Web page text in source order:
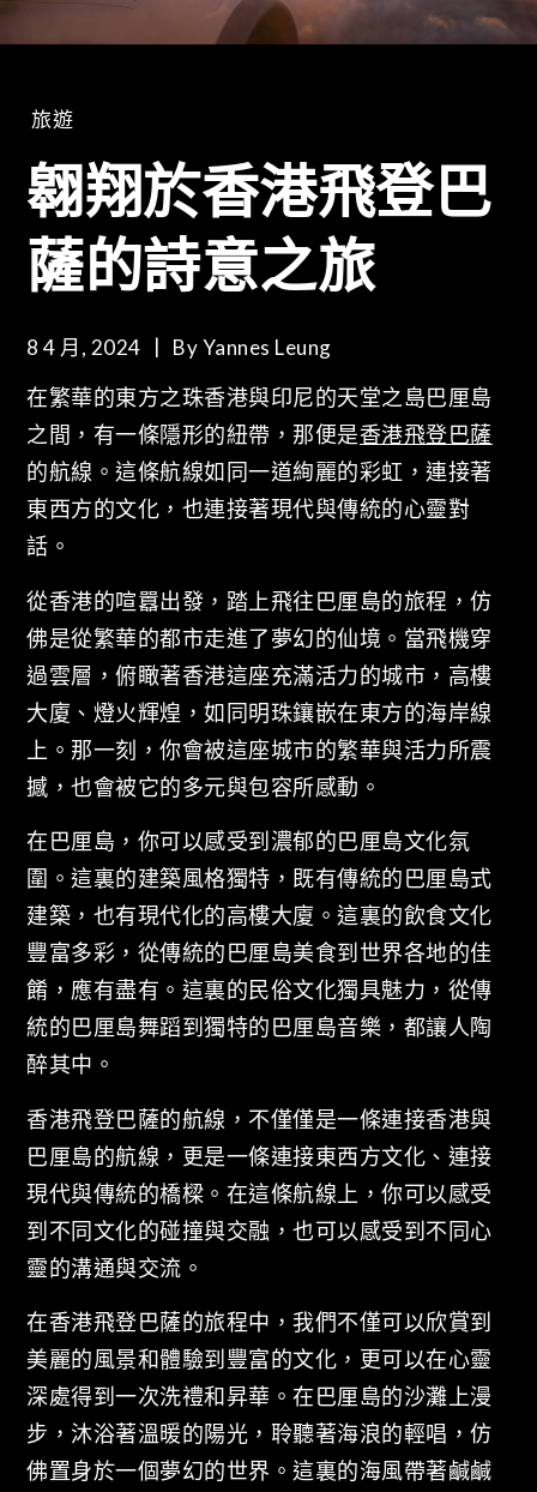
旅遊
翱翔於香港飛登巴
薩的詩意之旅
8 4 月, 2024 ByYannes Leung
在繁華的東方之珠香港與印尼的天堂之島巴厘島
之間，有一條隱形的紐帶，那便是香港飛登巴薩
的航線。這條航線如同一道絢麗的彩虹，連接著
東西方的文化，也連接著現代與傳統的心靈對
話。
從香港的喧囂出發，踏上飛往巴厘島的旅程，仿
佛是從繁華的都市走進了夢幻的仙境。當飛機穿
過雲層，俯瞰著香港這座充滿活力的城市，高樓
大廈、燈火輝煌，如同明珠鑲嵌在東方的海岸線
上。那一刻，你會被這座城市的繁華與活力所震
撼，也會被它的多元與包容所感動。
在巴厘島，你可以感受到濃郁的巴厘島文化氛
圍。這裏的建築風格獨特，既有傳統的巴厘島式
建築，也有現代化的高樓大廈。這裏的飲食文化
豐富多彩，從傳統的巴厘島美食到世界各地的佳
餚，應有盡有。這裏的民俗文化獨具魅力，從傳
統的巴厘島舞蹈到獨特的巴厘島音樂，都讓人陶
醉其中。
香港飛登巴薩的航線，不僅僅是一條連接香港與
巴厘島的航線，更是一條連接東西方文化、連接
現代與傳統的橋樑。在這條航線上，你可以感受
到不同文化的碰撞與交融，也可以感受到不同心
靈的溝通與交流。
在香港飛登巴薩的旅程中，我們不僅可以欣賞到
美麗的風景和體驗到豐富的文化，更可以在心靈
深處得到一次洗禮和昇華。在巴厘島的沙灘上漫
步，沐浴著溫暖的陽光，聆聽著海浪的輕唱，仿
佛置身於一個夢幻的世界。這裏的海風帶著鹹鹹